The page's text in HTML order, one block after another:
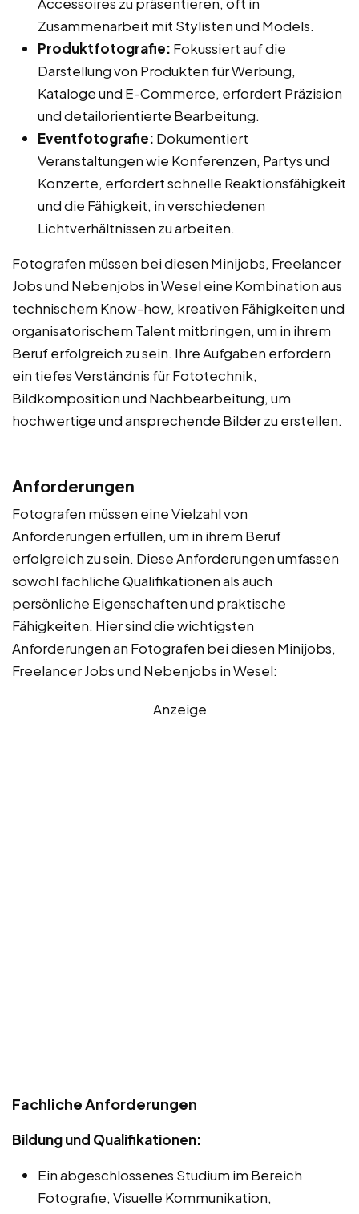
Zusammenarbeit mit Stylisten und Models.
Produktfotografie: Fokussiert auf die
Darstellung von Produkten für Werbung,
Kataloge und E-Commerce, erfordert Präzision
und detailorientierte Bearbeitung.
Eventfotografie: Dokumentiert
Veranstaltungen wie Konferenzen, Partys und
Konzerte, erfordert schnelle Reaktionsfähigkeit
und die Fähigkeit, in verschiedenen
Lichtverhältnissen zu arbeiten.
Fotografen müssen bei diesen Minijobs, Freelancer
Jobs und Nebenjobs in Wesel eine Kombination aus
technischem Know-how, kreativen Fähigkeiten und
organisatorischem Talent mitbringen, um in ihrem
Beruf erfolgreich zu sein. Ihre Aufgaben erfordern
ein tiefes Verständnis für Fototechnik,
Bildkomposition und Nachbearbeitung, um
hochwertige und ansprechende Bilder zu erstellen.
Anforderungen
Fotografen müssen eine Vielzahl von
Anforderungen erfüllen, um in ihrem Beruf
erfolgreich zu sein. Diese Anforderungen umfassen
sowohl fachliche Qualifikationen als auch
persönliche Eigenschaften und praktische
Fähigkeiten. Hier sind die wichtigsten
Anforderungen an Fotografen bei diesen Minijobs,
Freelancer Jobs und Nebenjobs in Wesel:
Anzeige
Fachliche Anforderungen
Bildung und Qualifikationen:
Ein abgeschlossenes Studium im Bereich
Fotografie, Visuelle Kommunikation,